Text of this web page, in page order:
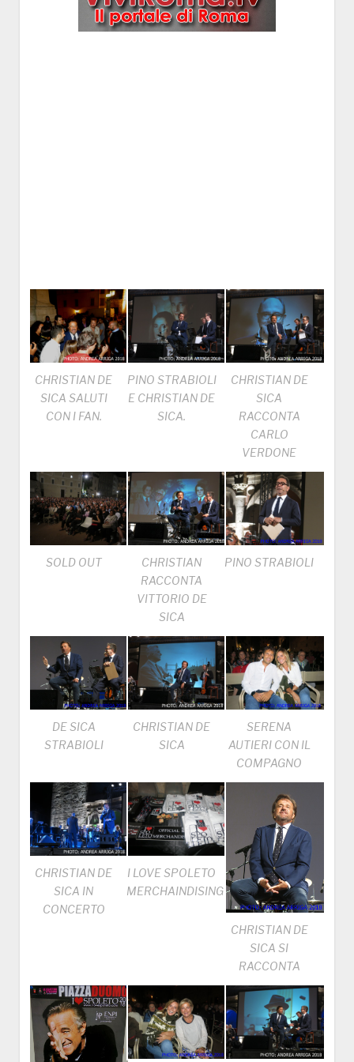
CHRISTIAN DE
SICA SALUTI
CON I FAN.
PINO STRABIOLI
E CHRISTIAN DE
SICA.
CHRISTIAN DE
SICA
RACCONTA
CARLO
VERDONE
SOLD OUT
CHRISTIAN
RACCONTA
VITTORIO DE
SICA
PINO STRABIOLI
DE SICA
STRABIOLI
CHRISTIAN DE
SICA
SERENA
AUTIERI CON IL
COMPAGNO
CHRISTIAN DE
SICA IN
CONCERTO
I LOVE SPOLETO
MERCHAINDISING
CHRISTIAN DE
SICA SI
RACCONTA